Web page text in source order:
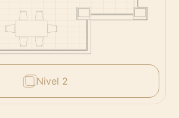
Nivel 2